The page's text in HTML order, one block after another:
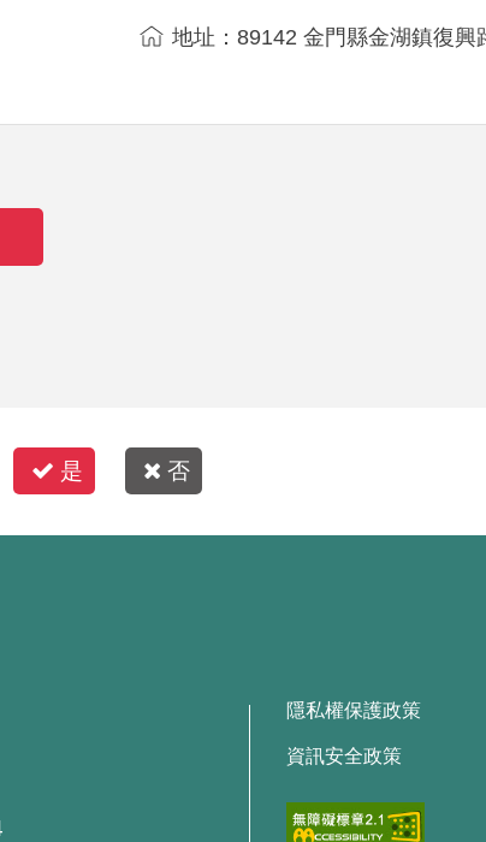
地址：89142 金門縣金湖鎮復興
是 否
隱私權保護政策
資訊安全政策